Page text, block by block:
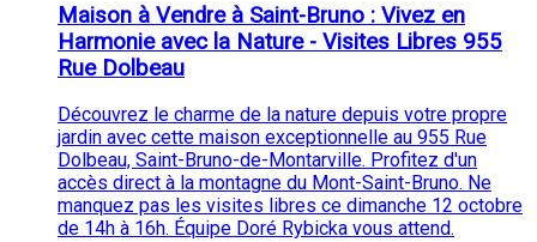
Maison à Vendre à Saint-Bruno : Vivez en
Harmonie avec la Nature - Visites Libres 955
Rue Dolbeau
Découvrez le charme de la nature depuis votre propre
jardin avec cette maison exceptionnelle au 955 Rue
Dolbeau, Saint-Bruno-de-Montarville. Profitez d'un
accès direct à la montagne du Mont-Saint-Bruno. Ne
manquez pas les visites libres ce dimanche 12 octobre
de 14h à 16h. Équipe Doré Rybicka vous attend.